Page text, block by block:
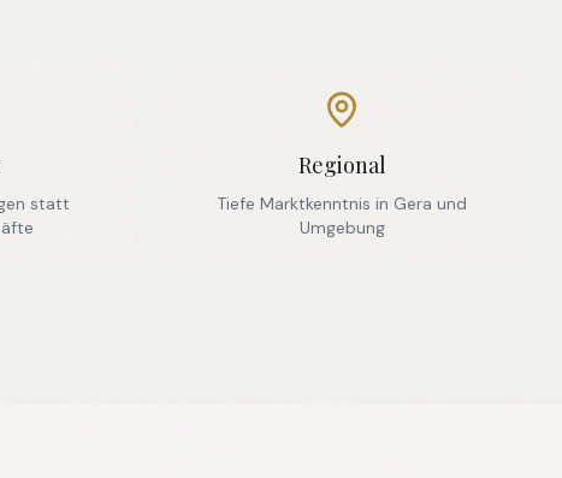
statt
Regional
Tiefe Marktkenntnis in Gera und
Umgebung